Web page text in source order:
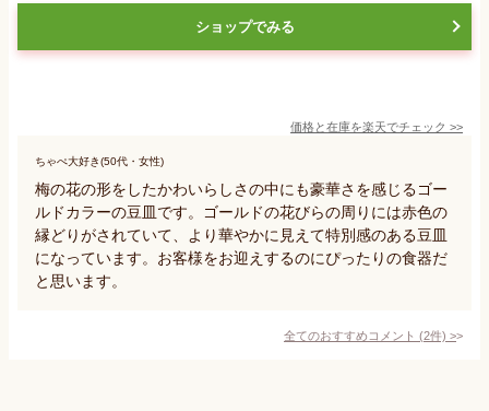
ショップでみる
価格と在庫を楽天でチェック >>
ちゃぺ大好き(50代・女性)
梅の花の形をしたかわいらしさの中にも豪華さを感じるゴー
ルドカラーの豆皿です。ゴールドの花びらの周りには赤色の
縁どりがされていて、より華やかに見えて特別感のある豆皿
になっています。お客様をお迎えするのにぴったりの食器だ
と思います。
全てのおすすめコメント (2件) >